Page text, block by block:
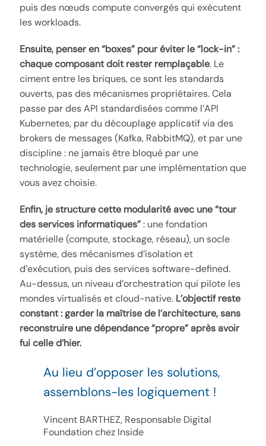
puis des nœuds compute convergés qui exécutent
les workloads.
Ensuite, penser en “boxes” pour éviter le “lock-in” :
chaque composant doit rester remplaçable. Le
ciment entre les briques, ce sont les standards
ouverts, pas des mécanismes propriétaires. Cela
passe par des API standardisées comme l’API
Kubernetes, par du découplage applicatif via des
brokers de messages (Kafka, RabbitMQ), et par une
discipline : ne jamais être bloqué par une
technologie, seulement par une implémentation que
vous avez choisie.
Enfin, je structure cette modularité avec une “tour
des services informatiques”: une fondation
matérielle (compute, stockage, réseau), un socle
système, des mécanismes d’isolation et
d’exécution, puis des services software-defined.
Au-dessus, un niveau d’orchestration qui pilote les
mondes virtualisés et cloud-native. L’objectif reste
constant : garder la maîtrise de l’architecture, sans
reconstruire une dépendance “propre” après avoir
fui celle d’hier.
Au lieu d’opposer les solutions,
assemblons-les logiquement !
Vincent BARTHEZ, Responsable Digital
Foundation chez Inside